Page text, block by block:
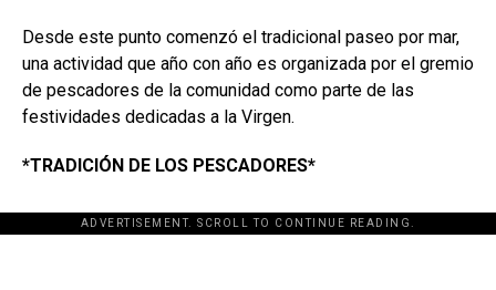
Desde este punto comenzó el tradicional paseo por mar,
una actividad que año con año es organizada por el gremio
de pescadores de la comunidad como parte de las
festividades dedicadas a la Virgen.
*TRADICIÓN DE LOS PESCADORES*
ADVERTISEMENT. SCROLL TO CONTINUE READING.